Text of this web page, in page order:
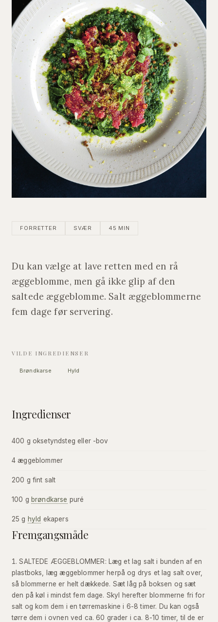
FORRETTER SVÆR 45 MIN
Du kan vælge at lave retten med en rå
æggeblomme, men gå ikke glip af den
saltede æggeblomme. Salt æggeblommerne
fem dage før servering.
VILDE INGREDIENSER
Brøndkarse Hyld
Ingredienser
400 g oksetyndsteg eller -bov
4 æggeblommer
200 g fint salt
100 g brøndkarse puré
25 g hyld ekapers
Fremgangsmåde
SALTEDE ÆGGEBLOMMER: Læg et lag salt i bunden af en
plastboks, læg æggeblommer herpå og drys et lag salt over,
så blommerne er helt dækkede. Sæt låg på boksen og sæt
den på køl i mindst fem dage. Skyl herefter blommerne fri for
salt og kom dem i en tørremaskine i 6-8 timer. Du kan også
tørre dem i ovnen ved ca. 60 grader i ca. 8-10 timer, til de er